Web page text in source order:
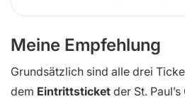
Meine Empfehlung
Grundsätzlich sind alle drei
dem Eintrittsticket der St.